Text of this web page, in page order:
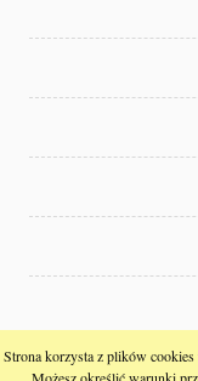
Strona korzysta z plików